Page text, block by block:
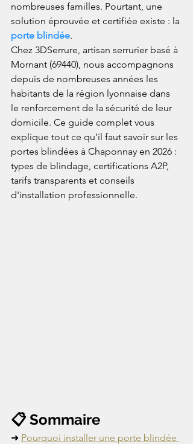
nombreuses familles. Pourtant, une
solution éprouvée et certifiée existe : la
porte blindée.
Chez 3DSerrure, artisan serrurier basé à
Mornant (69440), nous accompagnons
depuis de nombreuses années les
habitants de la région lyonnaise dans
le renforcement de la sécurité de leur
domicile. Ce guide complet vous
explique tout ce qu'il faut savoir sur les
portes blindées à Chaponnay en 2026 :
types de blindage, certifications A2P,
tarifs transparents et conseils
d'installation professionnelle.
📋 Sommaire
➜ Pourquoi installer une porte blindée